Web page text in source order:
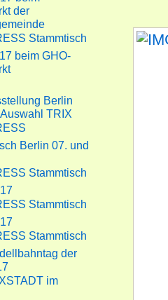
der
Stammtisch
beim GHO-
Berlin
TRIX
Berlin 07. und
Stammtisch
Stammtisch
Stammtisch
der
im